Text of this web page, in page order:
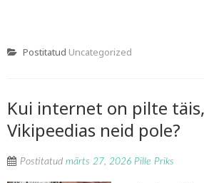
Postitatud Uncategorized
Kui internet on pilte
Vikipeedias neid pole?
Postitatud märts 27, 2026 Pille Priks